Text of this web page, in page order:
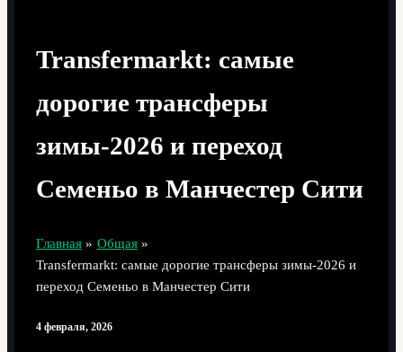
Transfermarkt: самые
дорогие трансферы
зимы‑2026 и переход
Семеньо в Манчестер Сити
Главная
Общая
Transfermarkt: самые дорогие трансферы зимы‑2026 и
переход Семеньо в Манчестер Сити
4 февраля, 2026